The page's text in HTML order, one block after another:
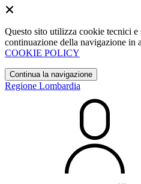
Questo sito utilizza cookie tecnici
continuazione della navigazione in
COOKIE POLICY
Continua la navigazione
Regione Lombardia